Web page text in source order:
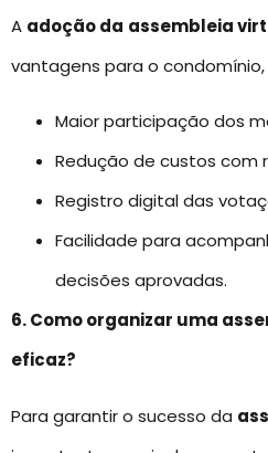
A adoção da assembleia
vantagens para o
Maior participação dos
Redução de custos com
Registro digital das
Facilidade para
decisões aprovadas.
6. Como organizar uma
eficaz?
Para garantir o sucesso da